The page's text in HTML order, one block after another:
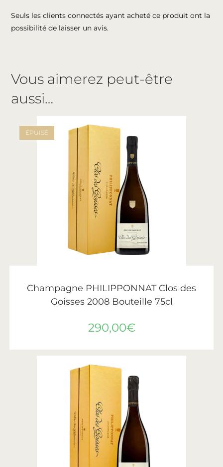
Seuls les clients connectés ayant acheté ce produit ont la
possibilité de laisser un avis.
Vous aimerez peut-être
aussi…
ÉPUISÉ
Champagne PHILIPPONNAT Clos des
Goisses 2008 Bouteille 75cl
290,00€